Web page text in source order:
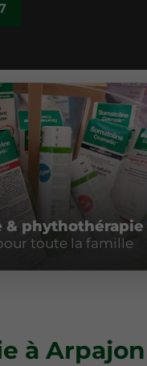
& phythothérapie
toute la famille
à Arpajon